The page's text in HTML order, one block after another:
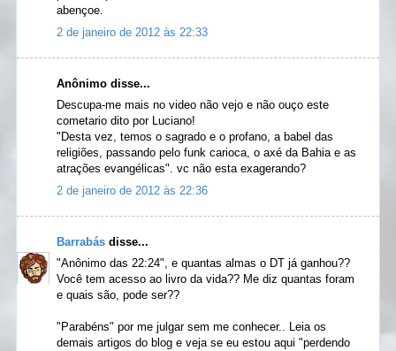
abençoe.
2 de janeiro de 2012 às 22:33
Anônimo disse...
Descupa-me mais no video não vejo e não ouço este
cometario dito por Luciano!
"Desta vez, temos o sagrado e o profano, a babel das
religiões, passando pelo funk carioca, o axé da Bahia e as
atrações evangélicas". vc não esta exagerando?
2 de janeiro de 2012 às 22:36
Barrabás disse...
"Anônimo das 22:24", e quantas almas o DT já ganhou??
Você tem acesso ao livro da vida?? Me diz quantas foram
e quais são, pode ser??
"Parabéns" por me julgar sem me conhecer.. Leia os
demais artigos do blog e veja se eu estou aqui "perdendo